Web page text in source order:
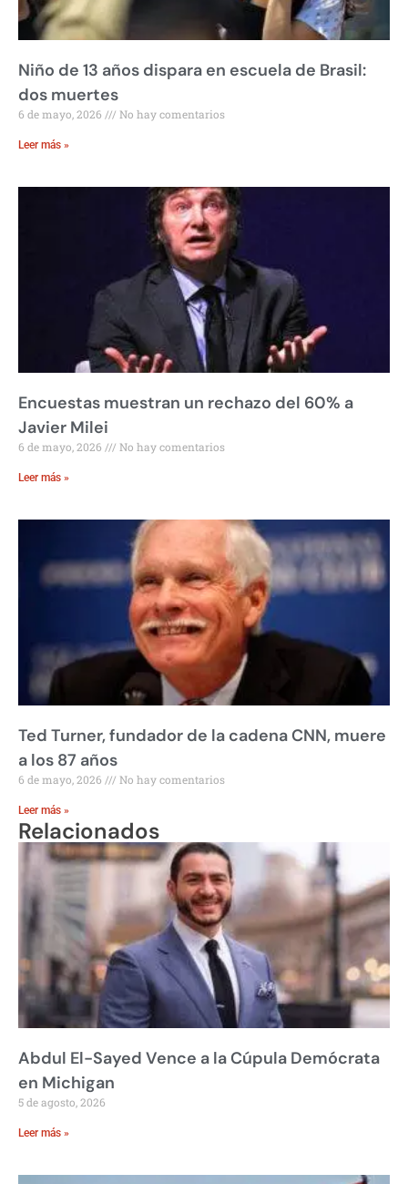
Niño de 13 años dispara en escuela de Brasil:
dos muertes
6 de mayo, 2026 No hay comentarios
Leer más »
Encuestas muestran un rechazo del 60% a
Javier Milei
6 de mayo, 2026 No hay comentarios
Leer más »
Ted Turner, fundador de la cadena CNN, muere
a los 87 años
6 de mayo, 2026 No hay comentarios
Leer más »
Relacionados
Abdul El-Sayed Vence a la Cúpula Demócrata
en Michigan
5 de agosto, 2026
Leer más »